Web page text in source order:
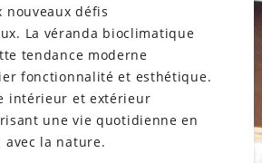
nouveaux défis
La véranda bioclimatique
tendance moderne
fonctionnalité et esthétique.
intérieur et extérieur
une vie quotidienne en
avec la nature.